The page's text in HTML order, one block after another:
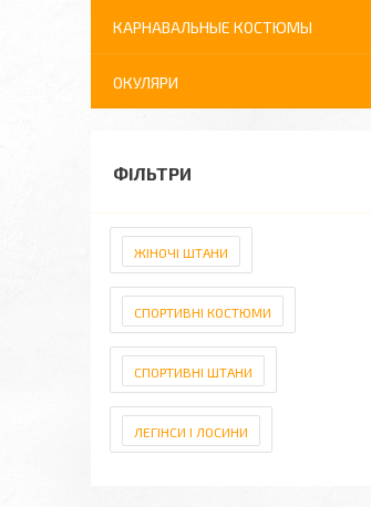
КАРНАВАЛЬНЫЕ КОСТЮМЫ
ОКУЛЯРИ
ФІЛЬТРИ
ЖІНОЧІ ШТАНИ
СПОРТИВНІ КОСТЮМИ
СПОРТИВНІ ШТАНИ
ЛЕГІНСИ І ЛОСИНИ